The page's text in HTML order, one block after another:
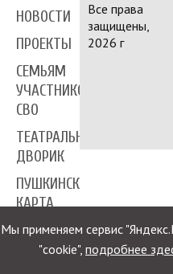
НОВОСТИ
ПРОЕКТЫ
СЕМЬЯМ
УЧАСТНИКОВ
СВО
ТЕАТРАЛЬНЫЙ
ДВОРИК
ПУШКИНСКАЯ
КАРТА
ПРЕССА
КОНТАКТЫ
Все права
защищены,
2026 г
Мы применяем сервис
"cookie", подробнее